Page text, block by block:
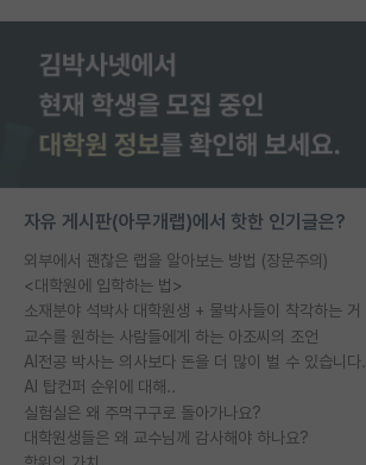
자유 게시판(아무개랩)에서 핫한 인기글은?
외부에서 괜찮은 랩을 알아보는 방법 (장문주의)
<대학원에 입학하는 법>
소재분야 석박사 대학원생 + 물박사들이 착각하는 거
교수를 원하는 사람들에게 하는 아조씨의 조언
AI전공 박사는 의사보다 돈을 더 많이 벌 수 있습니다.
AI 탑컨퍼 순위에 대해..
실험실은 왜 주먹구구로 돌아가나요?
대학원생들은 왜 교수님께 감사해야 하나요?